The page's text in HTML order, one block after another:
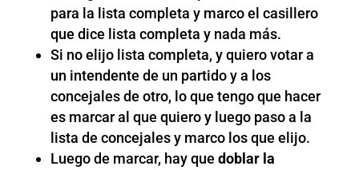
para la lista completa y marco el casillero
que dice lista completa y nada más.
Si no elijo lista completa, y quiero votar a
un intendente de un partido y a los
concejales de otro, lo que tengo que hacer
es marcar al que quiero y luego paso a la
lista de concejales y marco los que elijo.
Luego de marcar, hay que doblar la